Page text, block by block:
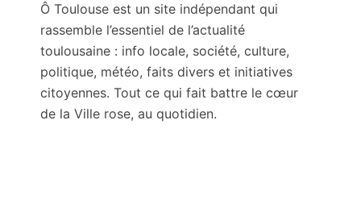
Ô Toulouse est un site indépendant qui
rassemble l’essentiel de l’actualité
toulousaine : info locale, société, culture,
politique, météo, faits divers et initiatives
citoyennes. Tout ce qui fait battre le cœur
de la Ville rose, au quotidien.